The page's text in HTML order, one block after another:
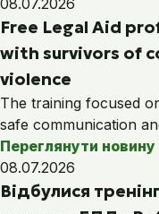
Free Legal Aid
with survivors of
violence
The training focused
safe communication
Переглянути новину
08.07.2026
Відбулися